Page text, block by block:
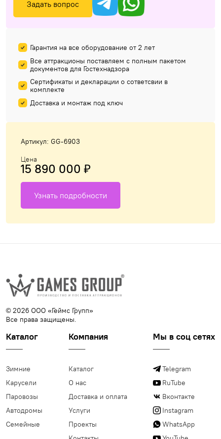
Задать вопрос
Гарантия на все оборудование от 2 лет
Все аттракционы поставляем с полным пакетом
документов для Гостехнадзора
Сертификаты и декларации о сответсвии в
комплекте
Доставка и монтаж под ключ
Артикул: GG-6903
Цена
15 890 000 ₽
Узнать подробности
© 2026 ООО «Геймс Групп»
Все права защищены.
Каталог
Зимние
Карусели
Паровозы
Автодромы
Семейные
Компания
Каталог
О нас
Доставка и оплата
Услуги
Проекты
Мы в соц сетях
Telegram
RuTube
Вконтакте
Instagram
WhatsApp